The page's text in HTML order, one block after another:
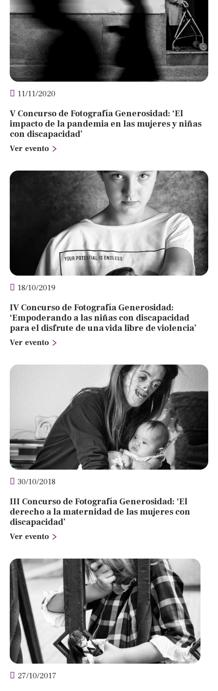
11/11/2020
V Concurso de Fotografía Generosidad: ‘El
impacto de la pandemia en las mujeres y niñas
con discapacidad’
Ver evento
18/10/2019
IV Concurso de Fotografía Generosidad:
‘Empoderando a las niñas con discapacidad
para el disfrute de una vida libre de violencia’
Ver evento
30/10/2018
III Concurso de Fotografía Generosidad: ‘El
derecho a la maternidad de las mujeres con
discapacidad’
Ver evento
27/10/2017